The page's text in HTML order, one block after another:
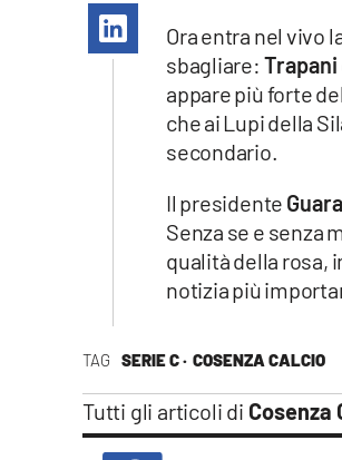
Vai
TAG SERIE C · COSENZA CALCIO
Tutti gli articoli di Cosenza
Ora entra nel vivo
sbagliare: Trapani
appare più forte
che ai Lupi della
secondario.
Il presidente
Senza se e senza
qualità della rosa,
notizia più